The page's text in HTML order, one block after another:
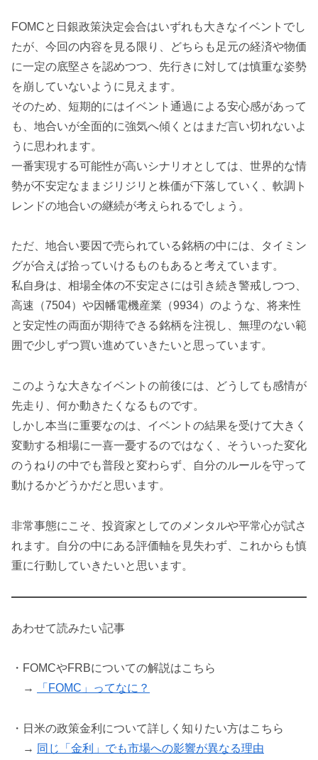
FOMCと日銀政策決定会合はいずれも大きなイベントでし
たが、今回の内容を見る限り、どちらも足元の経済や物価
に一定の底堅さを認めつつ、先行きに対しては慎重な姿勢
を崩していないように見えます。
そのため、短期的にはイベント通過による安心感があって
も、地合いが全面的に強気へ傾くとはまだ言い切れないよ
うに思われます。
一番実現する可能性が高いシナリオとしては、世界的な情
勢が不安定なままジリジリと株価が下落していく、軟調ト
レンドの地合いの継続が考えられるでしょう。
ただ、地合い要因で売られている銘柄の中には、タイミン
グが合えば拾っていけるものもあると考えています。
私自身は、相場全体の不安定さには引き続き警戒しつつ、
高速（7504）や因幡電機産業（9934）のような、将来性
と安定性の両面が期待できる銘柄を注視し、無理のない範
囲で少しずつ買い進めていきたいと思っています。
このような大きなイベントの前後には、どうしても感情が
先走り、何か動きたくなるものです。
しかし本当に重要なのは、イベントの結果を受けて大きく
変動する相場に一喜一憂するのではなく、そういった変化
のうねりの中でも普段と変わらず、自分のルールを守って
動けるかどうかだと思います。
非常事態にこそ、投資家としてのメンタルや平常心が試さ
れます。自分の中にある評価軸を見失わず、これからも慎
重に行動していきたいと思います。
あわせて読みたい記事
・FOMCやFRBについての解説はこちら
→
「FOMC」ってなに？
・日米の政策金利について詳しく知りたい方はこちら
→ 同じ「金利」でも市場への影響が異なる理由